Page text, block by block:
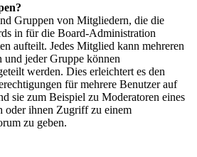
Gruppen von Mitgliedern, die die
in für die Board-Administration
aufteilt. Jedes Mitglied kann mehreren
und jeder Gruppe können
werden. Dies erleichtert es den
für mehrere Benutzer auf
sie zum Beispiel zu Moderatoren eines
oder ihnen Zugriff zu einem
zu geben.